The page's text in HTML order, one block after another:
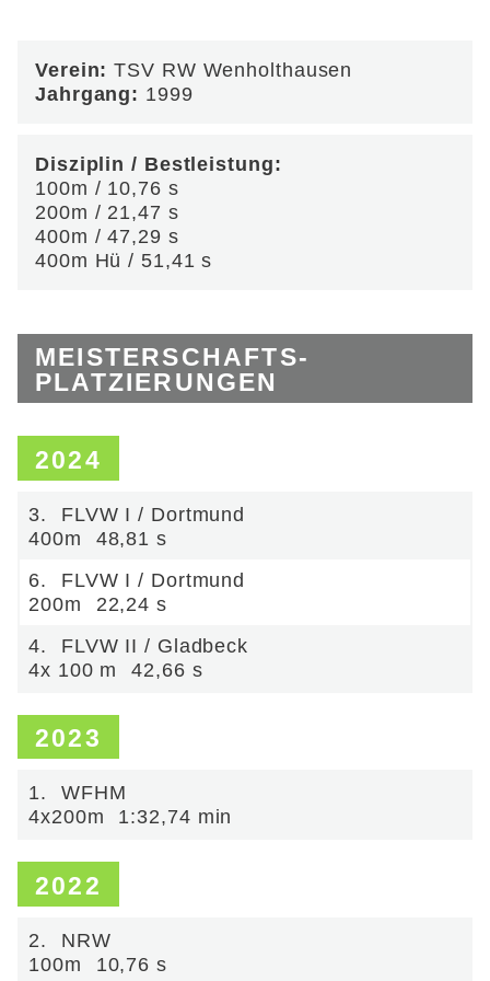
Verein: TSV RW Wenholthausen
Jahrgang: 1999
Disziplin / Bestleistung:
100m / 10,76 s
200m / 21,47 s
400m / 47,29 s
400m Hü / 51,41 s
MEISTERSCHAFTS­
PLATZIERUNGEN
2024
3.
FLVW I / Dortmund
400m
48,81 s
6.
FLVW I / Dortmund
200m
22,24 s
4.
FLVW II / Gladbeck
4x 100 m
42,66 s
2023
1.
WFHM
4x200m
1:32,74 min
2022
2.
NRW
100m
10,76 s